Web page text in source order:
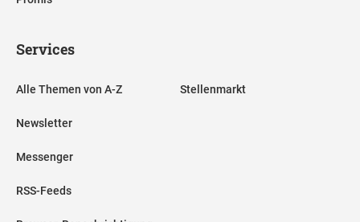
Services
Alle Themen von A-Z
Newsletter
Messenger
RSS-Feeds
Stellenmarkt